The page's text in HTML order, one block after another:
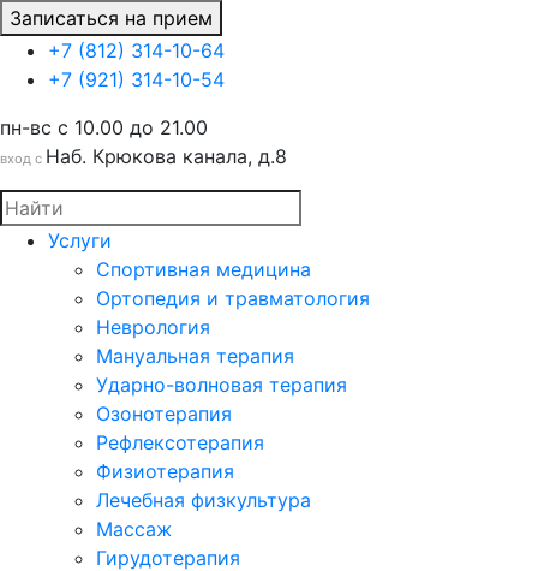
Записаться на прием
+7 (812) 314-10-64
+7 (921) 314-10-54
пн-вс c 10.00 до 21.00
вход с Наб. Крюкова канала, д.8
Услуги
Спортивная медицина
Ортопедия и травматология
Неврология
Мануальная терапия
Ударно-волновая терапия
Озонотерапия
Рефлексотерапия
Физиотерапия
Лечебная физкультура
Массаж
Гирудотерапия